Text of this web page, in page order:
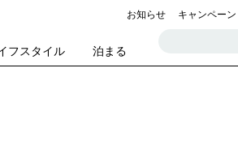
お知らせ キャンペーン
フスタイル 泊まる